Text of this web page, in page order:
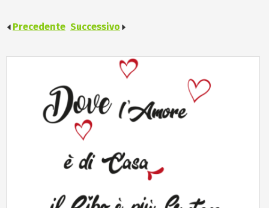
Precedente Successivo